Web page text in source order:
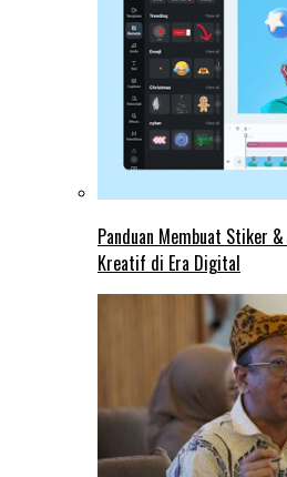
Panduan Membuat Stiker
Kreatif di Era Digital